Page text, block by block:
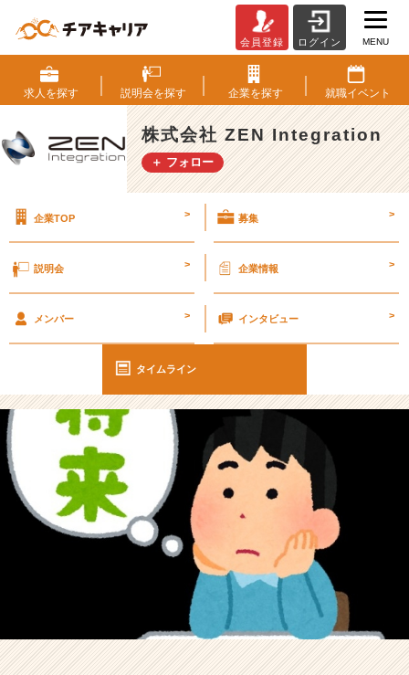
画
性
っ
て
大
事
卒
6
会
社
Z
t
e
g
o
会員登録 ログイン MENU
求人を探す 説明会を探す 企業を探す 就職イベント
株式会社 ZEN Integration
＋ フォロー
企業TOP > 募集 >
説明会 > 企業情報 >
メンバー > インタビュー >
タイムライン